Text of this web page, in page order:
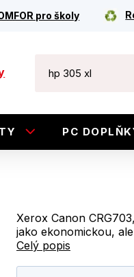
pro školy
PC
Xerox Canon
jako ekonomickou,
Celý popis